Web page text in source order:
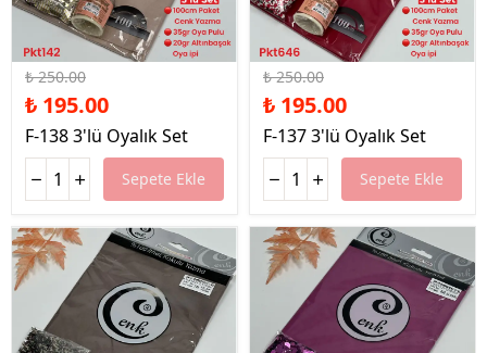
%22 İndirim
₺ 250.00
₺ 195.00
F-138 3'lü Oyalık Set
Sepete Ekle
%22 İndirim
₺ 250.00
₺ 195.00
F-137 3'lü Oyalık Set
Sepete Ekle